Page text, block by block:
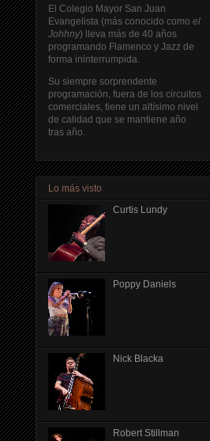
El Colegio Mayor San Juan
Evangelista (más conocido como el
Johhny) lleva más de 40 años
programando Flamenco y Jazz de
forma ininterrumpida.
Su siempre sorprendente
programación, fuera de los circuitos
comerciales, tiene un altísimo nivel
de calidad que se mantiene año
tras año.
Lo más visto
Curtis Lundy
Poppy Daniels
Nick Blacka
Robert Stillman